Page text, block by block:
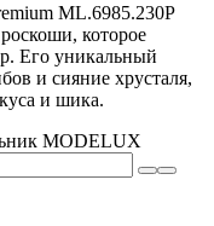
ML.6985.230P
которое
Его уникальный
и сияние хрусталя,
и шика.
MODELUX